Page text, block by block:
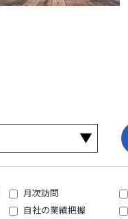
月次訪問
自社の業績把握